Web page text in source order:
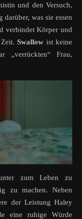
und den Versuch,
was sie essen
verbindet Körper und
Zeit.Swallow ist keine
„verrückten“ Frau,
zum Leben zu
zu machen. Neben
der Leistung Haley
eine ruhige Würde